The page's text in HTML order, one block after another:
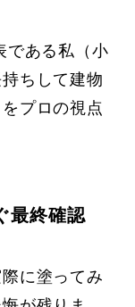
である私（小
ちして建物
プロの視点
最終確認
に塗ってみ